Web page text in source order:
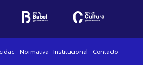
Normativa Institucional Contacto